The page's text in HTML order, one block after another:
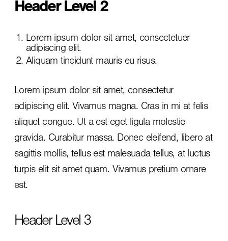
Header Level 2
Lorem ipsum dolor sit amet, consectetuer
adipiscing elit.
Aliquam tincidunt mauris eu risus.
Lorem ipsum dolor sit amet, consectetur
adipiscing elit. Vivamus magna. Cras in mi at felis
aliquet congue. Ut a est eget ligula molestie
gravida. Curabitur massa. Donec eleifend, libero at
sagittis mollis, tellus est malesuada tellus, at luctus
turpis elit sit amet quam. Vivamus pretium ornare
est.
Header Level 3